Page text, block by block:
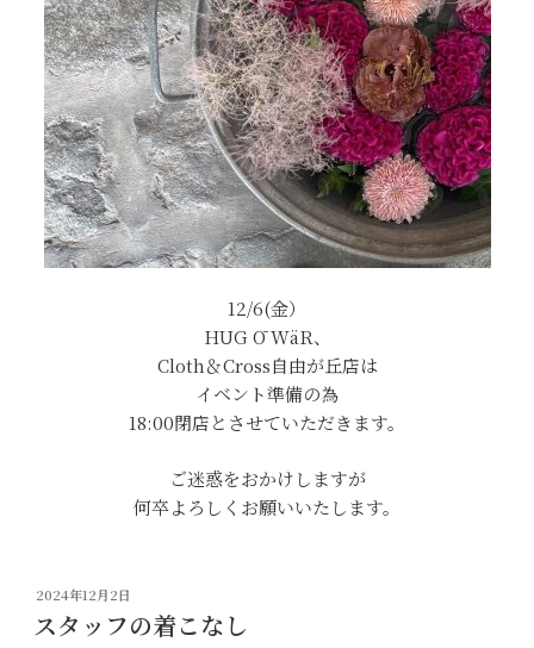
12/6(金）
HUG Ō WäR、
Cloth＆Cross自由が丘店は
イベント準備の為
18:00閉店とさせていただきます。
ご迷惑をおかけしますが
何卒よろしくお願いいたします。
投
稿
日:
2024年12月2日
スタッフの着こなし